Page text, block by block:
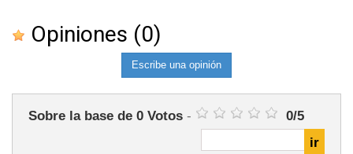
Opiniones (0)
Escribe una opinión
Sobre la base de 0 Votos - 0/5